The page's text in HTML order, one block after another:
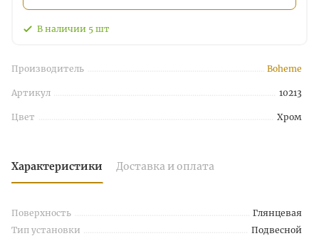
В наличии 5 шт
Производитель Boheme
Артикул 10213
Цвет Хром
Характеристики Доставка и оплата
Поверхность
Глянцевая
Тип установки
Подвесной